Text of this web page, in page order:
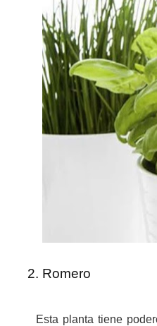
2. Romero
Esta planta tiene